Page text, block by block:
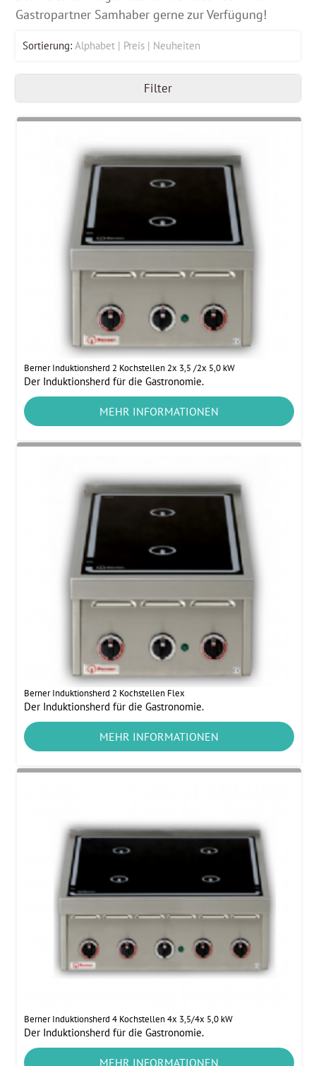
Gastropartner Samhaber gerne zur Verfügung!
Sortierung: Alphabet Preis Neuheiten
Filter
Berner Induktionsherd 2 Kochstellen 2x 3,5 /2x 5,0 kW
Der Induktionsherd für die Gastronomie.
MEHR INFORMATIONEN
Berner Induktionsherd 2 Kochstellen Flex
Der Induktionsherd für die Gastronomie.
MEHR INFORMATIONEN
Berner Induktionsherd 4 Kochstellen 4x 3,5/4x 5,0 kW
Der Induktionsherd für die Gastronomie.
MEHR INFORMATIONEN